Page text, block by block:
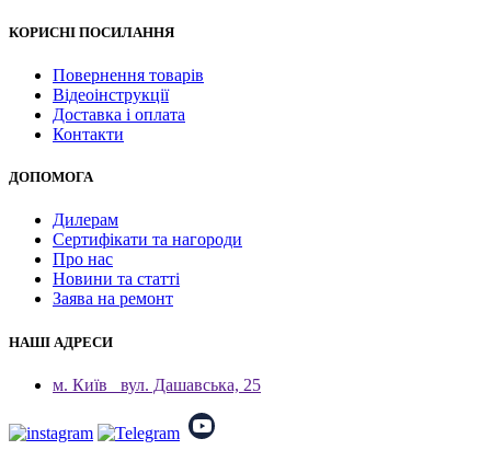
КОРИСНІ ПОСИЛАННЯ
Повернення товарів
Відеоінструкції
Доставка і оплата
Контакти
ДОПОМОГА
Дилерам
Сертифікати та нагороди
Про нас
Новини та статті
Заява на ремонт
НАШІ АДРЕСИ
м. Київ вул. Дашавська, 25